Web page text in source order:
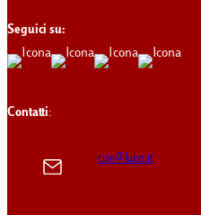
Seguici su:
Contatti:
cise@luiss.it